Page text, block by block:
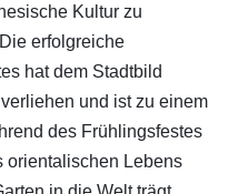
Kultur zu
erfolgreiche
hat dem Stadtbild
und ist zu einem
des Frühlingsfestes
orientalischen Lebens